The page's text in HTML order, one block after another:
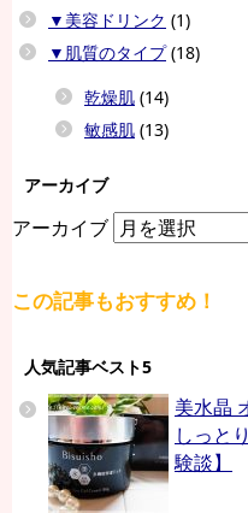
▼美容ドリンク (1)
▼肌質のタイプ(18)
乾燥肌 (14)
敏感肌 (13)
アーカイブ
アーカイブ
この記事もおすすめ！
人気記事ベスト5
美水晶
しっと
験談】